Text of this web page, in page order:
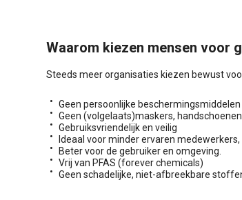
Waarom kiezen mensen voor
Steeds meer organisaties kiezen bewust
Geen persoonlijke beschermingsmiddelen
Geen (volgelaats)maskers,
Gebruiksvriendelijk en veilig
Ideaal voor minder ervaren
Beter voor de gebruiker en omgeving.
Vrij van PFAS (forever chemicals)
Geen schadelijke, niet-afbreekbare